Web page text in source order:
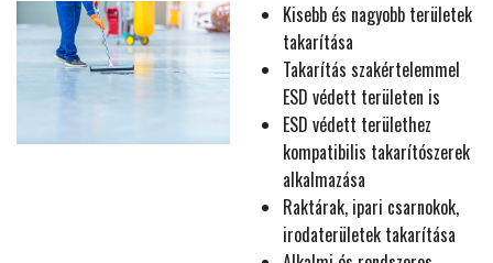
Kisebb és nagyobb területek
takarítása
Takarítás szakértelemmel
ESD védett területen is
ESD védett területhez
kompatibilis takarítószerek
alkalmazása
Raktárak, ipari csarnokok,
irodaterületek takarítása